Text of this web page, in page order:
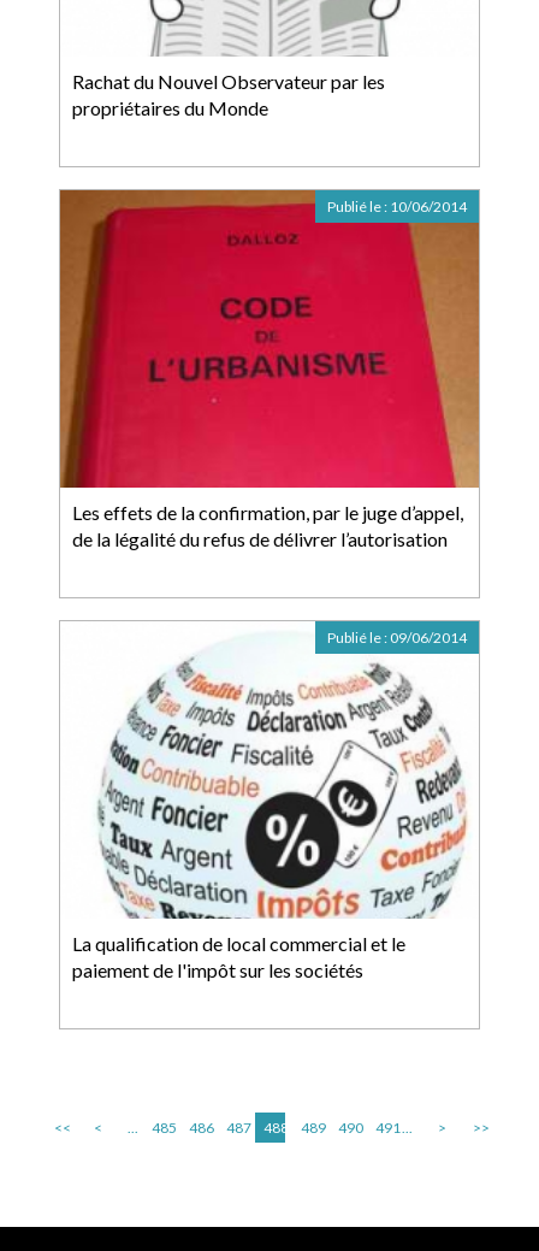
Rachat du Nouvel Observateur par les
propriétaires du Monde
Les effets de la confirmation, par le juge d’appel,
de la légalité du refus de délivrer l’autorisation
Publié le : 10/06/2014
La qualification de local commercial et le
paiement de l'impôt sur les sociétés
Publié le : 09/06/2014
<< < ... 485 486 487 488 489 490 491... > >>